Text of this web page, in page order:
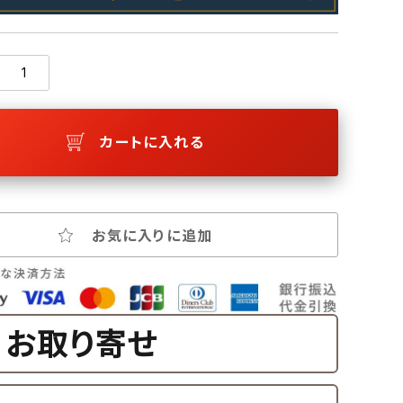
カートに入れる
お気に入りに追加
お取り寄せ